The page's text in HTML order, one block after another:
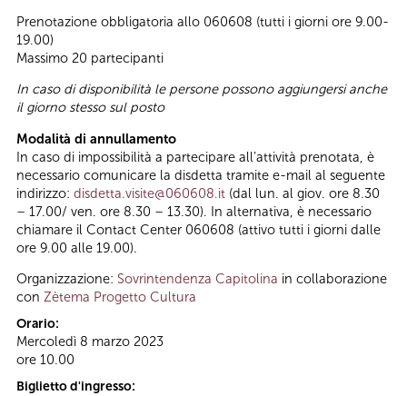
Prenotazione obbligatoria allo 060608 (tutti i giorni ore 9.00-
19.00)
Massimo 20 partecipanti
In caso di disponibilità le persone possono aggiungersi anche
il giorno stesso sul posto
Modalità di annullamento
In caso di impossibilità a partecipare all’attività prenotata, è
necessario comunicare la disdetta tramite e-mail al seguente
indirizzo: disdetta.visite@060608.it (dal lun. al giov. ore 8.30
– 17.00/ ven. ore 8.30 – 13.30). In alternativa, è necessario
chiamare il Contact Center 060608 (attivo tutti i giorni dalle
ore 9.00 alle 19.00).
Organizzazione: Sovrintendenza Capitolina in collaborazione
con Zètema Progetto Cultura
Orario:
Mercoledì 8 marzo 2023
ore 10.00
Biglietto d'ingresso: